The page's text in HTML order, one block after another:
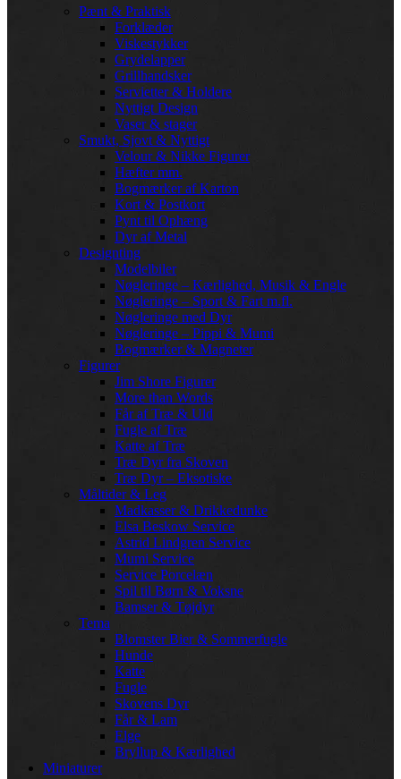
Pænt & Praktisk
Forklæder
Viskestykker
Grydelapper
Grillhandsker
Servietter & Holdere
Nyttigt Design
Vaser & stager
Smukt, Sjovt & Nyttigt
Velour & Nikke Figurer
Hæfter mm.
Bogmærker af Karton
Kort & Postkort
Pynt til Ophæng
Dyr af Metal
Designting
Modelbiler
Nøgleringe – Kærlighed, Musik & Engle
Nøgleringe – Sport & Fart m.fl.
Nøgleringe med Dyr
Nøgleringe – Pippi & Mumi
Bogmærker & Magneter
Figurer
Jim Shore Figurer
More than Words
Får af Træ & Uld
Fugle af Træ
Katte af Træ
Træ Dyr fra Skoven
Træ Dyr – Eksotiske
Måltider & Leg
Madkasser & Drikkedunke
Elsa Beskow Service
Astrid Lindgren Service
Mumi Service
Service Porcelæn
Spil til Børn & Voksne
Bamser & Tøjdyr
Tema
Blomster Bier & Sommerfugle
Hunde
Katte
Fugle
Skovens Dyr
Får & Lam
Elge
Bryllup & Kærlighed
Miniaturer